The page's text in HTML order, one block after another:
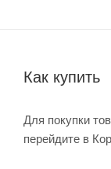
Как купить
Для покупки
перейдите в